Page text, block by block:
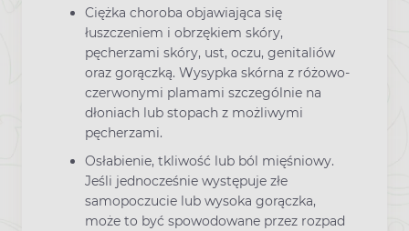
Ciężka choroba objawiająca się
łuszczeniem i obrzękiem skóry,
pęcherzami skóry, ust, oczu, genitaliów
oraz gorączką. Wysypka skórna z różowo-
czerwonymi plamami szczególnie na
dłoniach lub stopach z możliwymi
pęcherzami.
Osłabienie, tkliwość lub ból mięśniowy.
Jeśli jednocześnie występuje złe
samopoczucie lub wysoka gorączka,
może to być spowodowane przez rozpad